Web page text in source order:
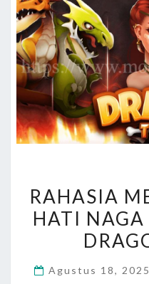
RAHASIA
HATI
Agustus 18, 2025